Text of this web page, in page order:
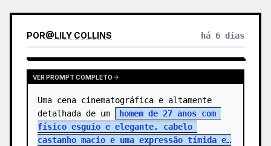
POR@LILY COLLINS há 6 dias
VER PROMPT COMPLETO
Uma cena cinematográfica e altamente
detalhada de um
homem de 27 anos com
físico esguio e elegante, cabelo
castanho macio e uma expressão tímida e